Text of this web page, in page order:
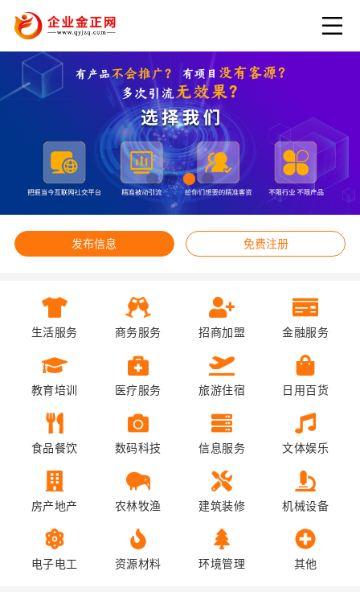
发布信息 免费注册
生活服务 商务服务 招商加盟 金融服务
教育培训 医疗服务 旅游住宿 日用百货
食品餐饮 数码科技 信息服务 文体娱乐
房产地产 农林牧渔 建筑装修 机械设备
电子电工 资源材料 环境管理 其他